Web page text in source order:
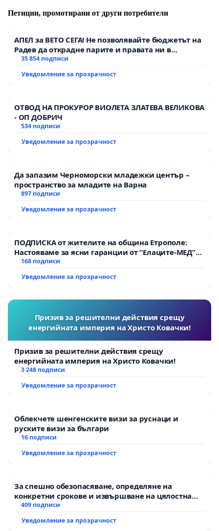
Петиции, промотирани от други потребители
АПЕЛ за ВЕТО СЕГА! Не позволявайте бюджетът на
Радев да открадне парите и правата ни в
тъмното
35 854 подписи
Уведомление за прозрачност
ОТВОД НА ПРОКУРОР ВИОЛЕТА ЗЛАТЕВА ВЕЛИКОВА
- ОП ДОБРИЧ
534 подписи
Уведомление за прозрачност
Да запазим Черноморски младежки център –
пространство за младите на Варна
897 подписи
Уведомление за прозрачност
ПОДПИСКА от жителите на община Етрополе:
Настояваме за ясни гаранции от “Елаците-МЕД”
АД и от държавата, че ще се изпълнят всички
168 подписи
Уведомление за прозрачност
Призив за решителни действия срещу
енергийната империя на Христо Ковачки!
Призив за решителни действия срещу
енергийната империя на Христо Ковачки!
3 248 подписи
Уведомление за прозрачност
Облекчете шенгенските визи за руснаци и
руските визи за българи
16 подписи
Уведомление за прозрачност
За спешно обезопасяване, определяне на
конкретни срокове и извършване на цялостна
рехабилитация на републиканския път между
Мирово - к.к. Момин проход
409 подписи
Уведомление за прозрачност